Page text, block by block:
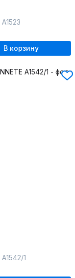
A1523
В корзину
A1542/1